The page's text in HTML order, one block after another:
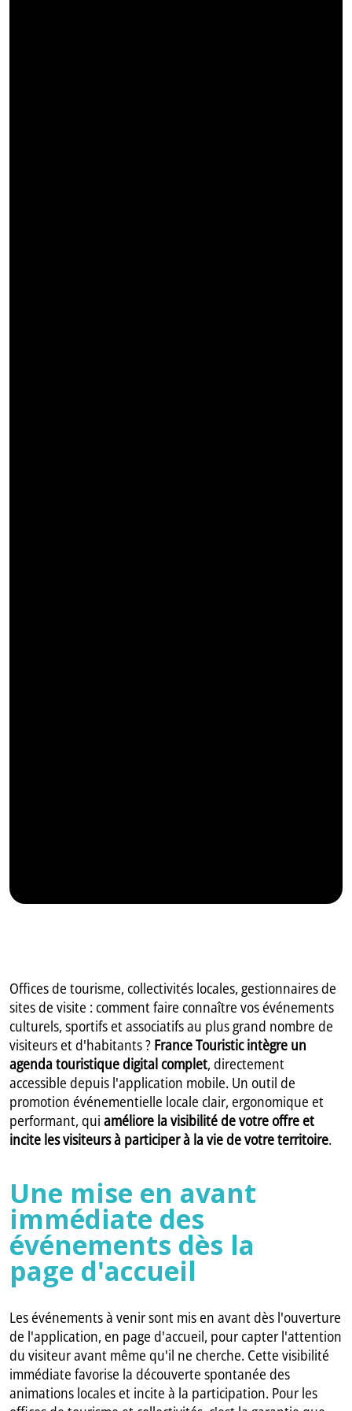
Offices de tourisme, collectivités locales, gestionnaires de
sites de visite : comment faire connaître vos événements
culturels, sportifs et associatifs au plus grand nombre de
visiteurs et d'habitants ? France Touristic intègre un
agenda touristique digital complet, directement
accessible depuis l'application mobile. Un outil de
promotion événementielle locale clair, ergonomique et
performant, quiaméliore la visibilité de votre offre et
incite les visiteurs à participer à la vie de votre territoire.
Une mise en avant
immédiate des
événements dès la
page d'accueil
Les événements à venir sont mis en avant dès l'ouverture
de l'application, en page d'accueil, pour capter l'attention
du visiteur avant même qu'il ne cherche. Cette visibilité
immédiate favorise la découverte spontanée des
animations locales et incite à la participation. Pour les